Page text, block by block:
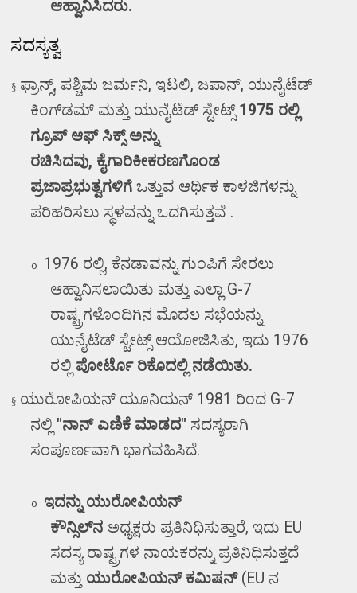
ಆಹ್ವಾನಿಸಿದರು.
ಸದಸ್ಯತ್ವ
§ ಫ್ರಾನ್ಸ್, ಪಶ್ಚಿಮ ಜರ್ಮನಿ, ಇಟಲಿ,ಜಪಾನ್, ಯುನೈಟೆಡ್
ಕಿಂಗ್‌ಡಮ್ ಮತ್ತು ಯುನೈಟೆಡ್ ಸ್ಟೇಟ್ಸ್ 1975 ರಲ್ಲಿ
ಗ್ರೂಪ್ ಆಫ್ ಸಿಕ್ಸ್ ಅನ್ನು
ರಚಿಸಿದವು, ಕೈಗಾರಿಕೀಕರಣಗೊಂಡ
ಪ್ರಜಾಪ್ರಭುತ್ವಗಳಿಗೆ ಒತ್ತುವ ಆರ್ಥಿಕ ಕಾಳಜಿಗಳನ್ನು
ಪರಿಹರಿಸಲು ಸ್ಥಳವನ್ನು ಒದಗಿಸುತ್ತವೆ .
o 1976 ರಲ್ಲಿ, ಕೆನಡಾವನ್ನು ಗುಂಪಿಗೆ ಸೇರಲು
ಆಹ್ವಾನಿಸಲಾಯಿತು ಮತ್ತು ಎಲ್ಲಾ G-7
ರಾಷ್ಟ್ರಗಳೊಂದಿಗಿನ ಮೊದಲ ಸಭೆಯನ್ನು
ಯುನೈಟೆಡ್ ಸ್ಟೇಟ್ಸ್ ಆಯೋಜಿಸಿತು, ಇದು 1976
ರಲ್ಲಿ ಪೋರ್ಟೊ ರಿಕೊದಲ್ಲಿ ನಡೆಯಿತು.
§ ಯುರೋಪಿಯನ್ ಯೂನಿಯನ್ 1981 ರಿಂದ G-7
ನಲ್ಲಿ "ನಾನ್ ಎಣಿಕೆ ಮಾಡದ" ಸದಸ್ಯರಾಗಿ
ಸಂಪೂರ್ಣವಾಗಿ ಭಾಗವಹಿಸಿದೆ.
o
ಇದನ್ನು ಯುರೋಪಿಯನ್
ಕೌನ್ಸಿಲ್‌ನ ಅಧ್ಯಕ್ಷರು ಪ್ರತಿನಿಧಿಸುತ್ತಾರೆ, ಇದು EU
ಸದಸ್ಯ ರಾಷ್ಟ್ರಗಳ ನಾಯಕರನ್ನು ಪ್ರತಿನಿಧಿಸುತ್ತದೆ
ಮತ್ತು ಯುರೋಪಿಯನ್ ಕಮಿಷನ್(EU ನ